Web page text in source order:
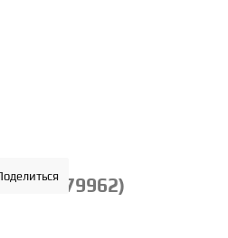
200879962)